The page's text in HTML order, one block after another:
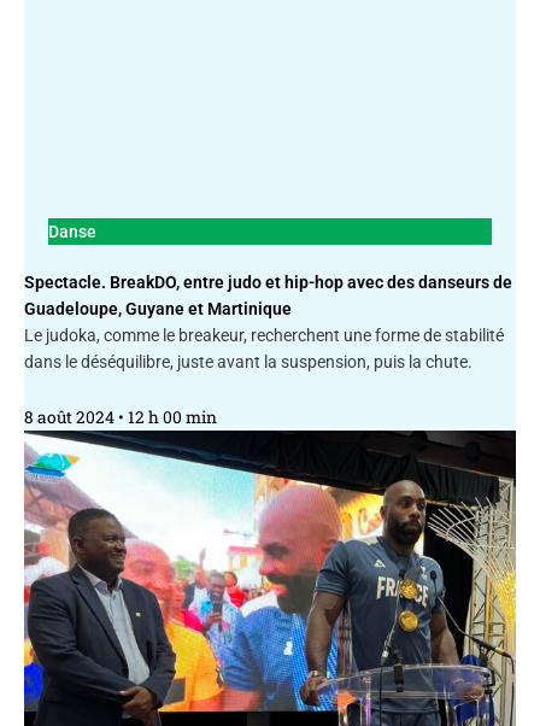
Danse
Spectacle. BreakDO, entre judo et hip-hop avec des danseurs de
Guadeloupe, Guyane et Martinique
Le judoka, comme le breakeur, recherchent une forme de stabilité
dans le déséquilibre, juste avant la suspension, puis la chute.
8 août 2024 12 h 00 min